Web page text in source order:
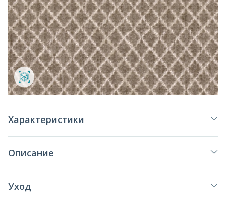
Характеристики
Описание
Уход